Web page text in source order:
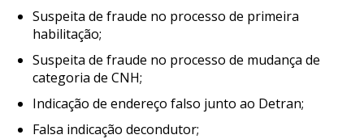
Suspeita de fraude no processo de primeira
habilitação;
Suspeita de fraude no processo de mudança de
categoria de CNH;
Indicação de endereço falso junto ao Detran;
Falsa indicação decondutor;